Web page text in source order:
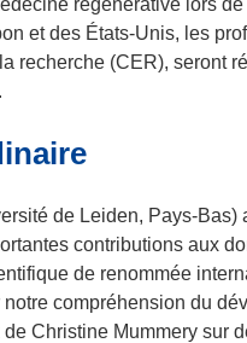
régénérative lors
et des États-Unis, les
recherche (CER), seront
de Leiden, Pays-
contributions aux
de renommée
compréhension du
Christine Mummery sur